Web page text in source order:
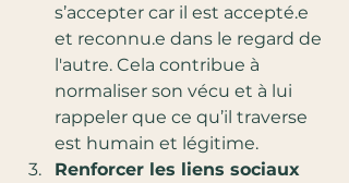
s’accepter car il est accepté.e
et reconnu.e dans le regard de
l'autre. Cela contribue à
normaliser son vécu et à lui
rappeler que ce qu’il traverse
est humain et légitime.
Renforcer les liens sociaux